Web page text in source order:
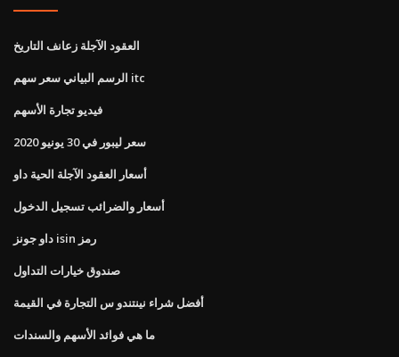
العقود الآجلة زعانف التاريخ
الرسم البياني سعر سهم itc
فيديو تجارة الأسهم
سعر ليبور في 30 يونيو 2020
أسعار العقود الآجلة الحية داو
أسعار والضرائب تسجيل الدخول
داو جونز isin رمز
صندوق خيارات التداول
أفضل شراء نينتندو س التجارة في القيمة
ما هي فوائد الأسهم والسندات